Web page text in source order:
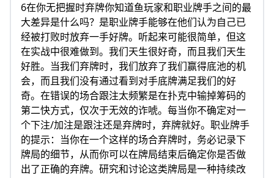
6在你无把握时弃牌你知道鱼玩家和职业牌手之间的最
大差异是什么吗？是职业牌手能够在他们认为自己已
经被打败时放弃一手好牌。听起来可能很简单，但这
在实战中很难做到。我们天生很好奇，而且我们天生
好胜。当我们弃牌时，我们放弃了我们赢得底池的机
会，而且我们没有通过看到对手底牌满足我们的好
奇。在错误的场合跟注太频繁是在扑克中输掉筹码的
第二快方式，仅次于无效的诈唬。每当你不确定对一
个下注/加注是跟注还是弃牌时，弃牌就好。职业牌手
的提示：当你在一个这样的场合弃牌时，务必记录下
牌局的细节，从而你可以在牌局结束后确定你是否做
出了正确的弃牌。研究和讨论这类牌局是一种持续改